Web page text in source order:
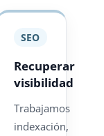
SEO
Recuperar
visibilidad
Trabajamos
indexación,